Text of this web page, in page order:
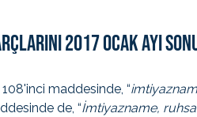
2017 Ocak Ayı
maddesinde, “
de, “İmtiyazname,